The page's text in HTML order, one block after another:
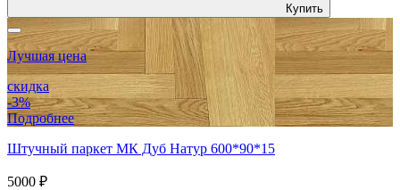
Купить
Лучшая цена
скидка
-3%
Подробнее
Штучный паркет МК Дуб Натур 600*90*15
5000 ₽